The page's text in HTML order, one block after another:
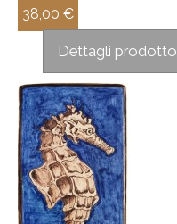
38,00 €
Dettagli prodotto